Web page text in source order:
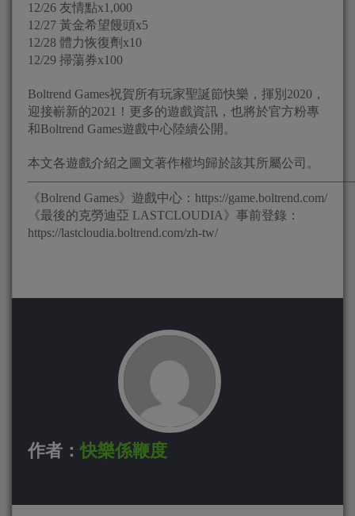
12/26 友情點x1,000
12/27 黃金希望饅頭x5
12/28 體力恢復劑x10
12/29 掃蕩券x100
Boltrend Games祝賀所有玩家聖誕節快樂，揮別2020，
迎接嶄新的2021！更多的遊戲資訊，也將於官方粉專
和Boltrend Games遊戲中心陸續公開。
本文各遊戲介紹之圖文著作權均歸於該其所屬公司。
《Bolrend Games》遊戲中心：https://game.boltrend.com/
《最後的克勞迪亞 LASTCLOUDIA》事前登錄：
https://lastcloudia.boltrend.com/zh-tw/
作者：快樂係鞭度